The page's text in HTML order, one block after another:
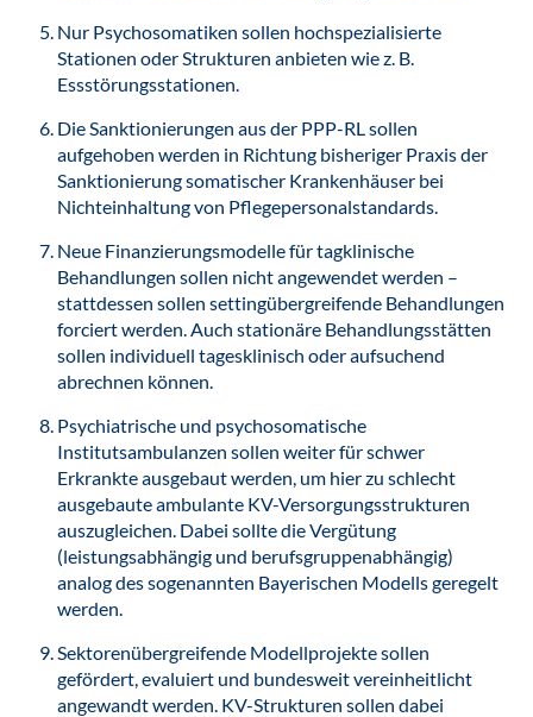
Nur Psychosomatiken sollen hochspezialisierte
Stationen oder Strukturen anbieten wie z. B.
Essstörungsstationen.
Die Sanktionierungen aus der PPP-RL sollen
aufgehoben werden in Richtung bisheriger Praxis der
Sanktionierung somatischer Krankenhäuser bei
Nichteinhaltung von Pflegepersonalstandards.
Neue Finanzierungsmodelle für tagklinische
Behandlungen sollen nicht angewendet werden –
stattdessen sollen settingübergreifende Behandlungen
forciert werden. Auch stationäre Behandlungsstätten
sollen individuell tagesklinisch oder aufsuchend
abrechnen können.
Psychiatrische und psychosomatische
Institutsambulanzen sollen weiter für schwer
Erkrankte ausgebaut werden, um hier zu schlecht
ausgebaute ambulante KV-Versorgungsstrukturen
auszugleichen. Dabei sollte die Vergütung
(leistungsabhängig und berufsgruppenabhängig)
analog des sogenannten Bayerischen Modells geregelt
werden.
Sektorenübergreifende Modellprojekte sollen
gefördert, evaluiert und bundesweit vereinheitlicht
angewandt werden. KV-Strukturen sollen dabei